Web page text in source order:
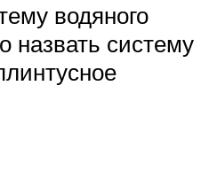
водяного
назвать систему